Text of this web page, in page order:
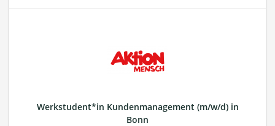
Werkstudent*in Kundenmanagement (m/w/d) in
Bonn